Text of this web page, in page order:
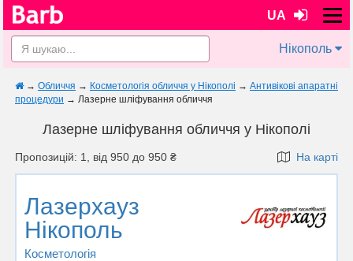
UA
Нікополь
→ Обличчя → Косметологія обличчя у Нікополі → Антивікові апаратні
процедури → Лазерне шліфування обличчя
Лазерне шліфування обличчя у Нікополі
Пропозицій: 1, від 950 до 950 ₴ На карті
Лазерхауз
Нікополь
Косметологія